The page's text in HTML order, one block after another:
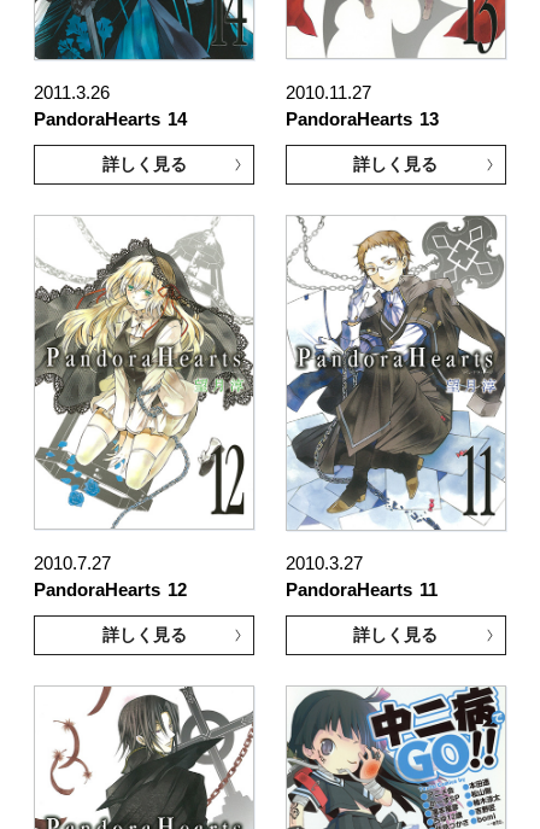
2011.3.26
PandoraHearts 14
詳しく見る
2010.11.27
PandoraHearts 13
詳しく見る
2010.7.27
PandoraHearts 12
詳しく見る
2010.3.27
PandoraHearts 11
詳しく見る